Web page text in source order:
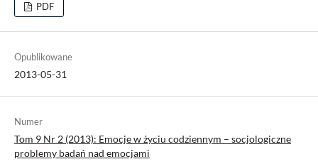
PDF
Opublikowane
2013-05-31
Numer
Tom 9 Nr 2 (2013): Emocje w życiu codziennym – socjologiczne
problemy badań nad emocjami